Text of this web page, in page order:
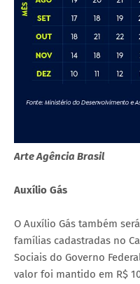
Arte Agência Brasil
Auxílio Gás
O Auxílio Gás também
famílias cadastradas no
Sociais do Governo
valor foi mantido em R$